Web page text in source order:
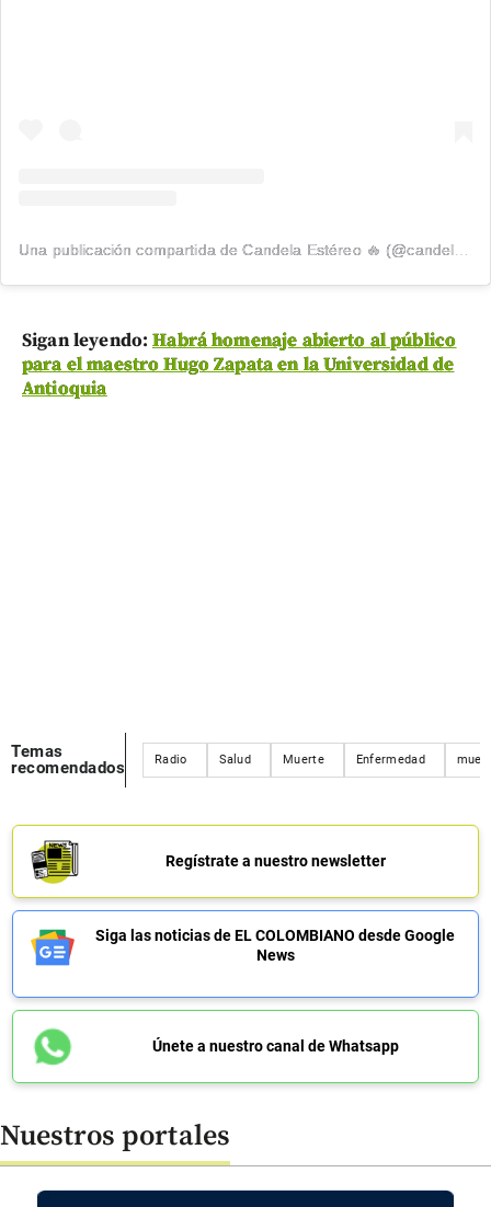
Sigan leyendo:Habrá homenaje abierto al público
para el maestro Hugo Zapata en la Universidad de
Antioquia
Temas
recomendados
Radio Salud Muerte Enfermedad
Regístrate a nuestro newsletter
Siga las noticias de EL COLOMBIANO desde Google
News
Únete a nuestro canal de Whatsapp
Nuestros portales